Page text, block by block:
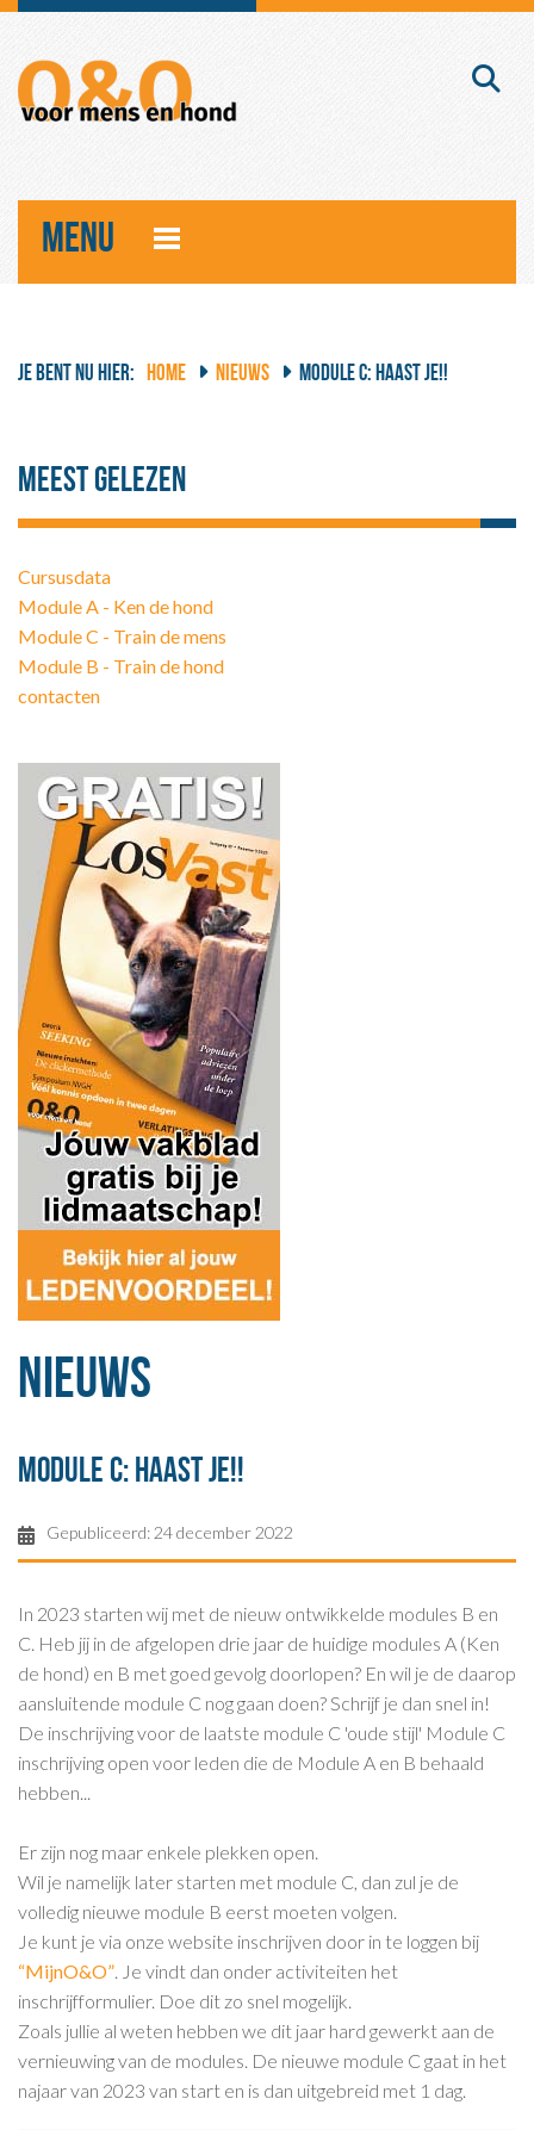
MENU
JE BENT NU HIER: HOME NIEUWS MODULE C: HAAST JE!!
Meest gelezen
Cursusdata
Module A - Ken de hond
Module C - Train de mens
Module B - Train de hond
contacten
Nieuws
Module C: haast je!!
Gepubliceerd: 24 december 2022
In 2023 starten wij met de nieuw ontwikkelde modules B en
C. Heb jij in de afgelopen drie jaar de huidige modules A (Ken
de hond) en B met goed gevolg doorlopen? En wil je de daarop
aansluitende module C nog gaan doen? Schrijf je dan snel in!
De inschrijving voor de laatste module C 'oude stijl' Module C
inschrijving open voor leden die de Module A en B behaald
hebben...
Er zijn nog maar enkele plekken open.
Wil je namelijk later starten met module C, dan zul je de
volledig nieuwe module B eerst moeten volgen.
Je kunt je via onze website inschrijven door in te loggen bij
“MijnO&O”. Je vindt dan onder activiteiten het
inschrijfformulier. Doe dit zo snel mogelijk.
Zoals jullie al weten hebben we dit jaar hard gewerkt aan de
vernieuwing van de modules. De nieuwe module C gaat in het
najaar van 2023 van start en is dan uitgebreid met 1 dag.